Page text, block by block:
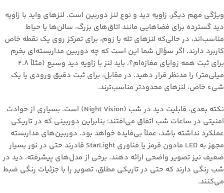
ویژگی مهم دیگر، زاویه دید و نوع لنز دوربین است. لنزهای واید با زاویه
دید گسترده برای فضاهایی مانند اتاق‌های بزرگ، سالن‌ها یا حیاط
مناسب‌اند، در حالی‌که لنزهای تله یا زوم، برای تمرکز روی یک نقطه خاص
کاربرد دارند. اگر سؤال شما این است که چه دوربین مداربسته‌ای بخرم
برای ثبت همه زوایای مغازه‌ام؟
، باید لنز با زاویه دید وسیع (مثلاً ۲.۸
میلی‌متر) را مدنظر قرار دهید. در مقابل، برای ثبت دقیق ورودی یا یک
شیء خاص، لنزهای محدودتر مناسب‌ترند.
نکته بعدی، قابلیت دید در شب (Night Vision)
است. بسیاری از حوادث
امنیتی در ساعات شب اتفاق می‌افتند؛ بنابراین دوربینی که در تاریکی
عملکرد نداشته باشد، عملاً بی‌فایده خواهد بود. دوربین‌های مداربسته
مجهز به LED مادون قرمز یا فناوری StarLight قادرند حتی در نور بسیار
ضعیف نیز تصویر واضحی ارائه دهند. برخی از مدل‌های پیشرفته، دید در
شب رنگی دارند که حتی در تاریکی مطلق، تصویر را با جزئیات رنگی ضبط
می‌کنند.